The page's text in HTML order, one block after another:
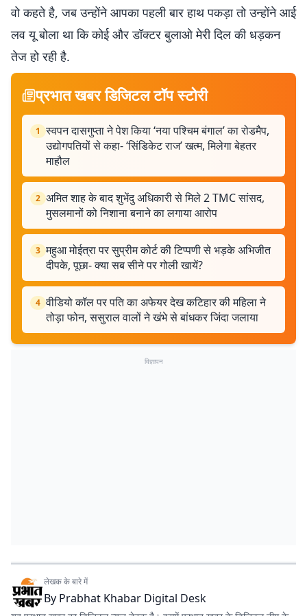
वो कहते है, जब उन्होंने आपका पहली बार हाथ पकड़ा तो उन्होंने आई
लव यू बोला था कि कोई और डॉक्टर बुलाओ मेरी दिल की धड़कन
तेज हो रही है.
प्रभात खबर डिजिटल टॉप स्टोरी
1 स्वपन दासगुप्ता ने पेश किया ‘नया पश्चिम बंगाल’ का रोडमैप,
उद्योगपतियों से कहा- ‘सिंडिकेट राज’ खत्म, मिलेगा बेहतर
माहौल
2 अमित शाह के बाद शुभेंदु अधिकारी से मिले 2 TMC सांसद,
मुसलमानों को निशाना बनाने का लगाया आरोप
3 महुआ मोईत्रा पर सुप्रीम कोर्ट की टिप्पणी से भड़के अभिजीत
दीपके, पूछा- क्या सब सीने पर गोली खायें?
4 वीडियो कॉल पर पति का अफेयर देख कटिहार की महिला ने
तोड़ा फोन, ससुराल वालों ने खंभे से बांधकर जिंदा जलाया
विज्ञापन
लेखक के बारे में
By Prabhat Khabar Digital Desk